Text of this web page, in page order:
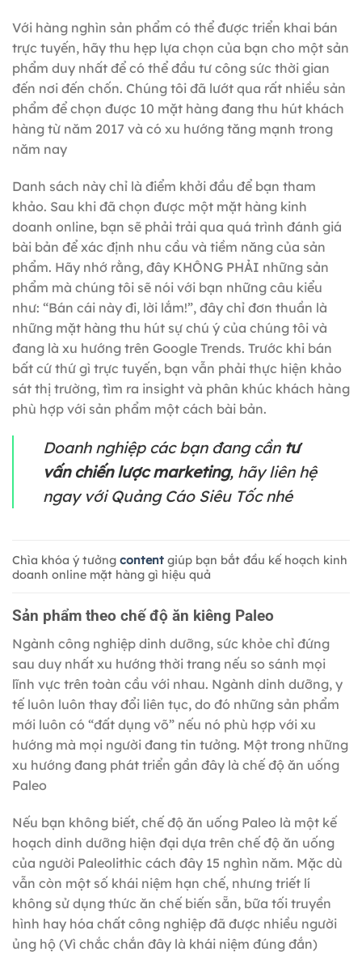
Với hàng nghìn sản phẩm có thể được triển khai bán
trực tuyến, hãy thu hẹp lựa chọn của bạn cho một sản
phẩm duy nhất để có thể đầu tư công sức thời gian
đến nơi đến chốn. Chúng tôi đã lướt qua rất nhiều sản
phẩm để chọn được 10 mặt hàng đang thu hút khách
hàng từ năm 2017 và có xu hướng tăng mạnh trong
năm nay
Danh sách này chỉ là điểm khởi đầu để bạn tham
khảo. Sau khi đã chọn được một mặt hàng kinh
doanh online, bạn sẽ phải trải qua quá trình đánh giá
bài bản để xác định nhu cầu và tiềm năng của sản
phẩm. Hãy nhớ rằng, đây KHÔNG PHẢI những sản
phẩm mà chúng tôi sẽ nói với bạn những câu kiểu
như: “Bán cái này đi, lời lắm!”, đây chỉ đơn thuần là
những mặt hàng thu hút sự chú ý của chúng tôi và
đang là xu hướng trên Google Trends. Trước khi bán
bất cứ thứ gì trực tuyến, bạn vẫn phải thực hiện khảo
sát thị trường, tìm ra insight và phân khúc khách hàng
phù hợp với sản phẩm một cách bài bản.
Doanh nghiệp các bạn đang cần tư
vấn chiến lược marketing, hãy liên hệ
ngay với Quảng Cáo Siêu Tốc nhé
Chìa khóa ý tưởng content giúp bạn bắt đầu kế hoạch kinh
doanh online mặt hàng gì hiệu quả
Sản phẩm theo chế độ ăn kiêng Paleo
Ngành công nghiệp dinh dưỡng, sức khỏe chỉ đứng
sau duy nhất xu hướng thời trang nếu so sánh mọi
lĩnh vực trên toàn cầu với nhau. Ngành dinh dưỡng, y
tế luôn luôn thay đổi liên tục, do đó những sản phẩm
mới luôn có “đất dụng võ” nếu nó phù hợp với xu
hướng mà mọi người đang tin tưởng. Một trong những
xu hướng đang phát triển gần đây là chế độ ăn uống
Paleo
Nếu bạn không biết, chế độ ăn uống Paleo là một kế
hoạch dinh dưỡng hiện đại dựa trên chế độ ăn uống
của người Paleolithic cách đây 15 nghìn năm. Mặc dù
vẫn còn một số khái niệm hạn chế, nhưng triết lí
không sử dụng thức ăn chế biến sẵn, bữa tối truyền
hình hay hóa chất công nghiệp đã được nhiều người
ủng hộ (Vì chắc chắn đây là khái niệm đúng đắn)